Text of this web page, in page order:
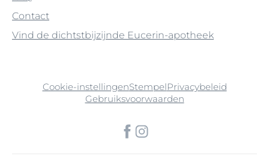
Contact
Vind de dichtstbijzijnde Eucerin-apotheek
Cookie-instellingenStempelPrivacybeleid
Gebruiksvoorwaarden